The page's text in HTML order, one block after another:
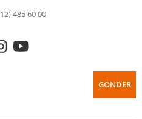
485 60 00
GÖNDER